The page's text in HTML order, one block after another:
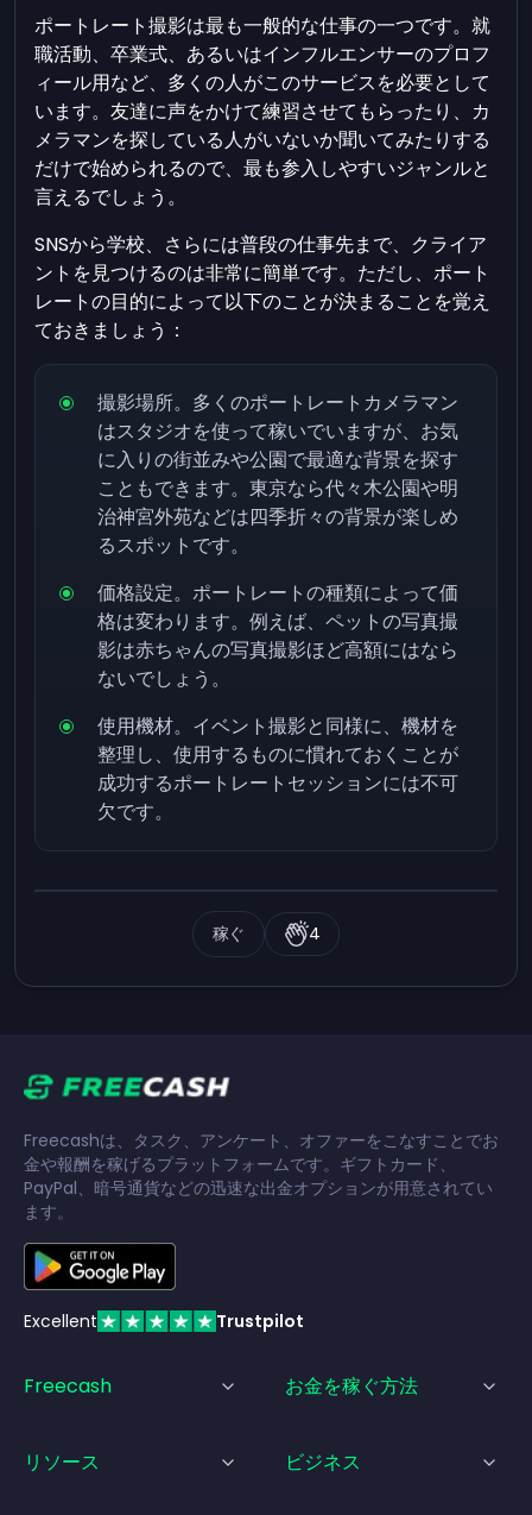
ポートレート撮影は最も一般的な仕事の一つです。就
職活動、卒業式、あるいはインフルエンサーのプロフ
ィール用など、多くの人がこのサービスを必要として
います。友達に声をかけて練習させてもらったり、カ
メラマンを探している人がいないか聞いてみたりする
だけで始められるので、最も参入しやすいジャンルと
言えるでしょう。
SNSから学校、さらには普段の仕事先まで、クライア
ントを見つけるのは非常に簡単です。ただし、ポート
レートの目的によって以下のことが決まることを覚え
ておきましょう：
撮影場所。多くのポートレートカメラマン
はスタジオを使って稼いでいますが、お気
に入りの街並みや公園で最適な背景を探す
こともできます。東京なら代々木公園や明
治神宮外苑などは四季折々の背景が楽しめ
るスポットです。
価格設定。ポートレートの種類によって価
格は変わります。例えば、ペットの写真撮
影は赤ちゃんの写真撮影ほど高額にはなら
ないでしょう。
使用機材。イベント撮影と同様に、機材を
整理し、使用するものに慣れておくことが
成功するポートレートセッションには不可
欠です。
稼ぐ 4
Freecashは、タスク、アンケート、オファーをこなすことでお
金や報酬を稼げるプラットフォームです。ギフトカード、
PayPal、暗号通貨などの迅速な出金オプションが用意されてい
ます。
Excellent Trustpilot
Freecash お金を稼ぐ方法
リソース ビジネス